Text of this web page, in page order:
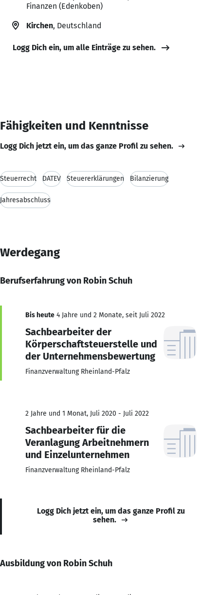
Finanzen (Edenkoben)
Kirchen, Deutschland
Logg Dich ein, um alle Einträge zu sehen.
Fähigkeiten und Kenntnisse
Logg Dich jetzt ein, um das ganze Profil zu sehen.
Steuerrecht DATEV Steuererklärungen Bilanzierung
Jahresabschluss
Werdegang
Berufserfahrung von Robin Schuh
Bis heute 4 Jahre und 2 Monate, seit Juli 2022
Sachbearbeiter der
Körperschaftsteuerstelle und
der Unternehmensbewertung
Finanzverwaltung Rheinland-Pfalz
2 Jahre und 1 Monat, Juli 2020 - Juli 2022
Sachbearbeiter für die
Veranlagung Arbeitnehmern
und Einzelunternehmen
Finanzverwaltung Rheinland-Pfalz
Logg Dich jetzt ein, um das ganze Profil zu
sehen.
Ausbildung von Robin Schuh